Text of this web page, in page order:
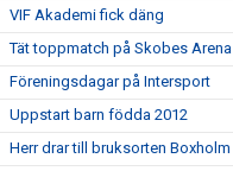
VIF Akademi fick däng
Tät toppmatch på Skobes Arena
Föreningsdagar på Intersport
Uppstart barn födda 2012
Herr drar till bruksorten Boxholm